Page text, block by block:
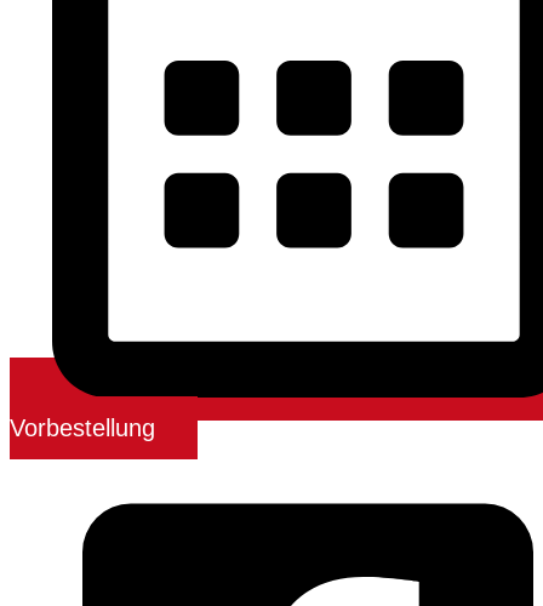
Vorbestellung